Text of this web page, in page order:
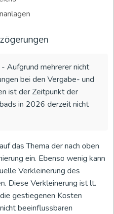
Aufgrund mehrerer nicht
bei den Vergabe- und
ist der Zeitpunkt der
in 2026 derzeit nicht
das Thema der nach oben
ein. Ebenso wenig kann
Verkleinerung des
Diese Verkleinerung ist lt.
gestiegenen Kosten
beeinflussbaren